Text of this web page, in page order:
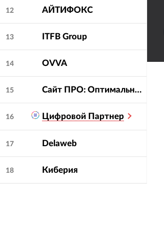
12 АЙТИФОКС
13 ITFB Group
14 OVVA
15 Сайт ПРO: Оптимальные решения
16 Цифровой Партнер
17 Delaweb
18 Киберия